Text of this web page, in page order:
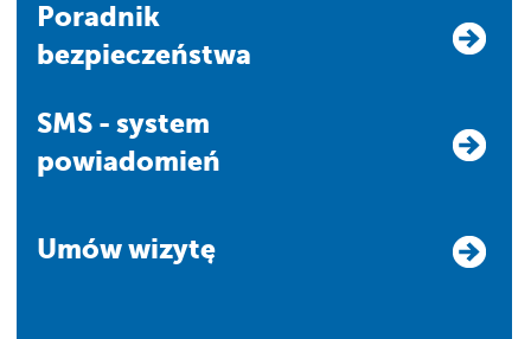
Poradnik
bezpieczeństwa
SMS - system
powiadomień
Umów wizytę